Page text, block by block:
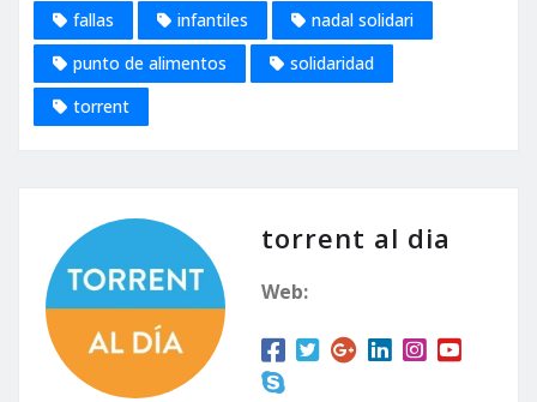
fallas infantiles
nadal solidari
punto de alimentos
solidaridad
torrent
torrent al dia
Web: